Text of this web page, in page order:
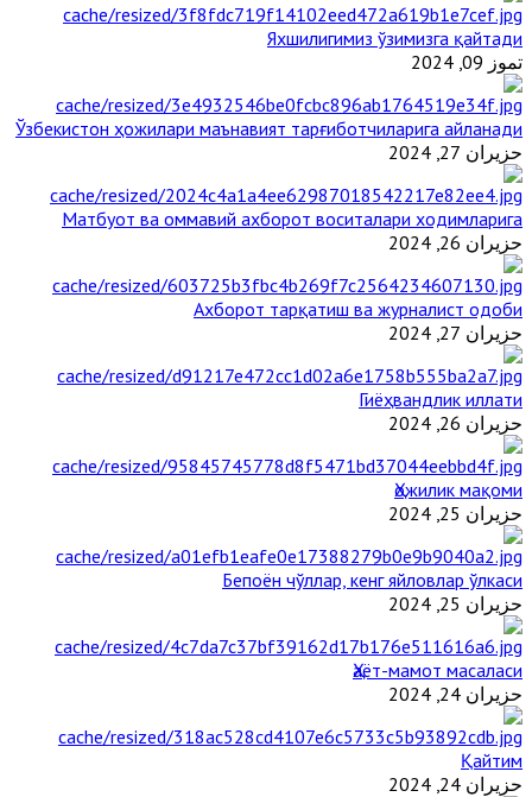
Яхшилигимиз ўзимизга қайтади
تموز 09, 2024
Ўзбекистон ҳожилари маънавият тарғиботчиларига айланади
حزيران 27, 2024
Матбуот ва оммавий ахборот воситалари ходимларига
حزيران 26, 2024
Ахборот тарқатиш ва журналист одоби
حزيران 27, 2024
Гиёҳвандлик иллати
حزيران 26, 2024
Ҳожилик мақоми
حزيران 25, 2024
Бепоён чўллар, кенг яйловлар ўлкаси
حزيران 25, 2024
Ҳаёт-мамот масаласи
حزيران 24, 2024
Қайтим
حزيران 24, 2024